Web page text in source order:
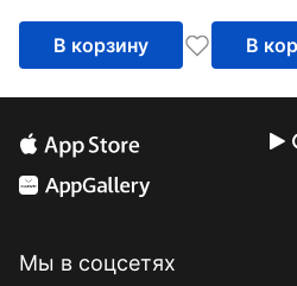
В корзину В
Мы в соцсетях